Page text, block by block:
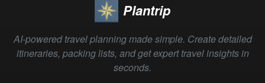
Plantrip
AI-powered travel planning made simple. Create detailed
itineraries, packing lists, and get expert travel insights in
seconds.